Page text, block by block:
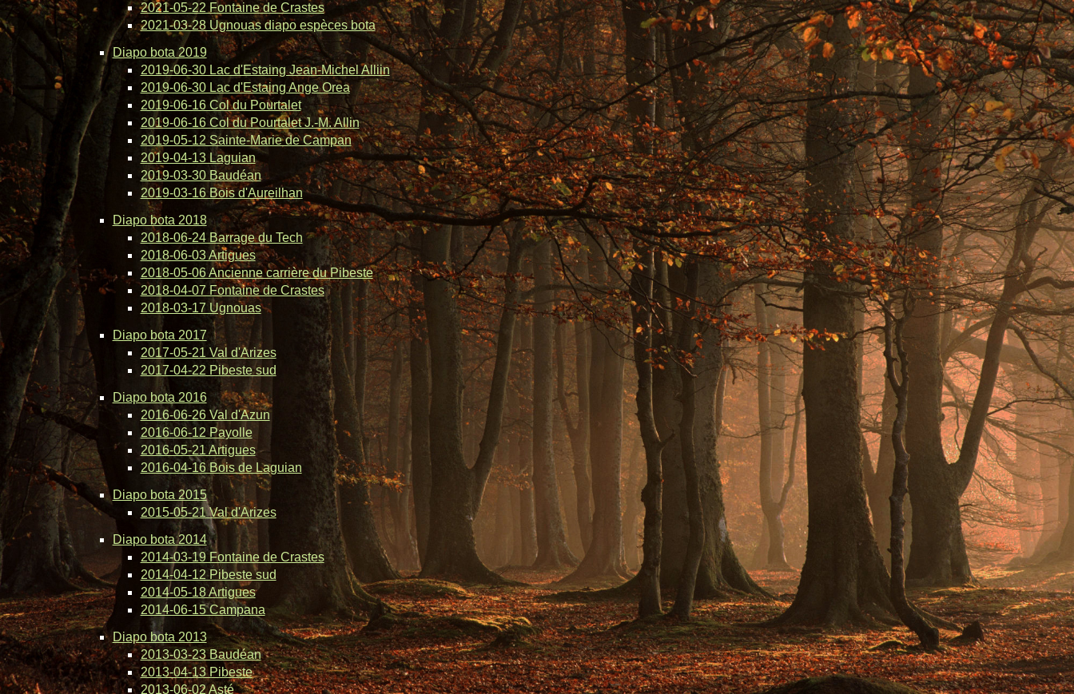
2021-05-22 Fontaine de Crastes
2021-03-28 Ugnouas diapo espèces bota
Diapo bota 2019
2019-06-30 Lac d'Estaing Jean-Michel Alliin
2019-06-30 Lac d'Estaing Ange Orea
2019-06-16 Col du Pourtalet
2019-06-16 Col du Pourtalet J.-M. Allin
2019-05-12 Sainte-Marie de Campan
2019-04-13 Laguian
2019-03-30 Baudéan
2019-03-16 Bois d'Aureilhan
Diapo bota 2018
2018-06-24 Barrage du Tech
2018-06-03 Artigues
2018-05-06 Ancienne carrière du Pibeste
2018-04-07 Fontaine de Crastes
2018-03-17 Ugnouas
Diapo bota 2017
2017-05-21 Val d'Arizes
2017-04-22 Pibeste sud
Diapo bota 2016
2016-06-26 Val d'Azun
2016-06-12 Payolle
2016-05-21 Artigues
2016-04-16 Bois de Laguian
Diapo bota 2015
2015-05-21 Val d'Arizes
Diapo bota 2014
2014-03-19 Fontaine de Crastes
2014-04-12 Pibeste sud
2014-05-18 Artigues
2014-06-15 Campana
Diapo bota 2013
2013-03-23 Baudéan
2013-04-13 Pibeste
2013-06-02 Asté